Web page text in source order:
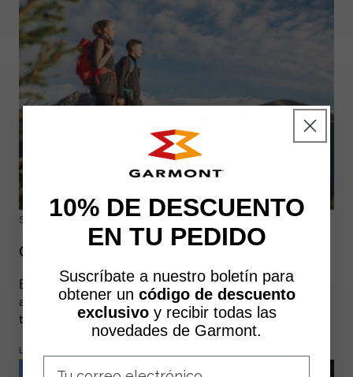
5 DE JUNIO DE 2026
CAMMINO RETICO: ETAPAS, RUTA E INFO
El Cammino Retico es un itinerario de senderismo que
atraviesa paisajes alpinos, pueblos auténticos y
testimonios históricos de gran valor....
LEER MÁS
10% DE DESCUENTO
EN TU PEDIDO
Suscríbate a nuestro boletín para
obtener un código de descuento
exclusivoy recibir todas las
novedades de Garmont.